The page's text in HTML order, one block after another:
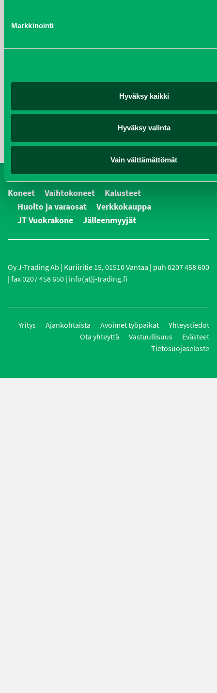
Markkinointi
Hyväksy kaikki
Hyväksy valinta
Vain välttämättömät
Koneet
Koneet Vaihtokoneet
Kalusteet
Huolto ja varaosat
Verkkokauppa
JT Vuokrakone
Jälleenmyyjät
Oy J-Trading Ab | Kuriiritie 15, 01510 Vantaa | puh 0207 458 600
| fax 0207 458 650 | info(at)j-trading.fi
Yritys Ajankohtaista Avoimet työpaikat
Yhteystiedot
Ota yhteyttä
Vastuullisuus
Evästeet
Tietosuojaseloste